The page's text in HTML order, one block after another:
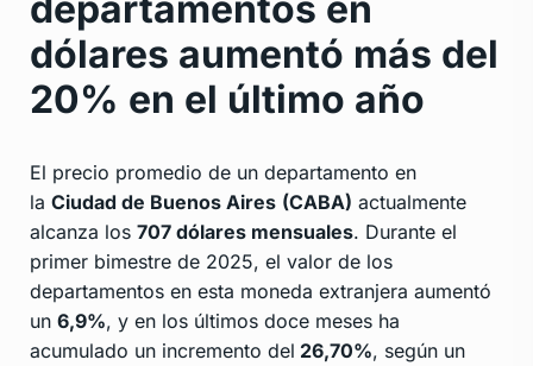
dólares aumentó más del
20% en el último año
El precio promedio de un departamento en
la Ciudad de Buenos Aires (CABA) actualmente
alcanza los 707 dólares mensuales. Durante el
primer bimestre de 2025, el valor de los
departamentos en esta moneda extranjera aumentó
un 6,9%, y en los últimos doce meses ha
acumulado un incremento del 26,70%, según un